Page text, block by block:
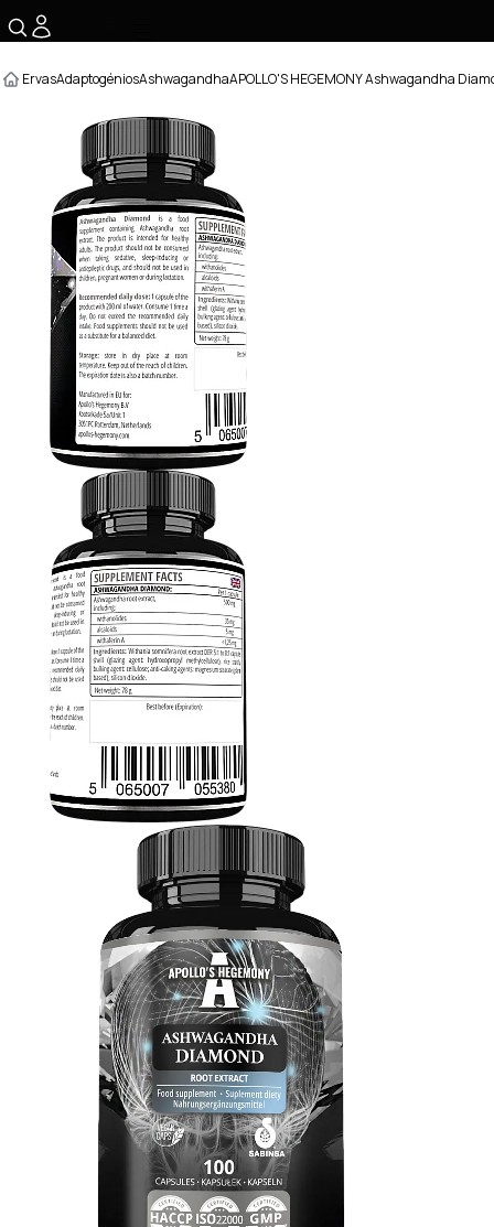
ErvasAdaptogéniosAshwagandhaAPOLLO'S HEGEMONY Ashwagandha